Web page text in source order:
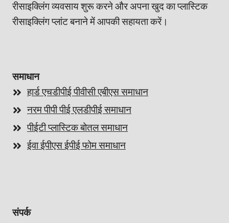
रीसाइक्लिंग व्यवसाय शुरू करने और अपना खुद का प्लास्टिक
रीसाइक्लिंग प्लांट बनाने में आपकी सहायता करें।
समाधान
हार्ड एचडीपीई पीवीसी एबीएस समाधान
नरम पीपी पीई एलडीपीई समाधान
पीईटी प्लास्टिक बोतल समाधान
ईवा ईपीएस ईपीई फोम समाधान
संपर्क